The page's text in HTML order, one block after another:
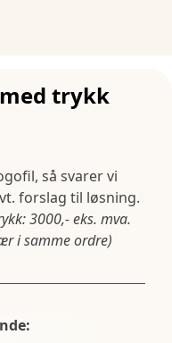
trykk
så svarer vi
forslag til løsning.
3000,- eks. mva.
i samme ordre)